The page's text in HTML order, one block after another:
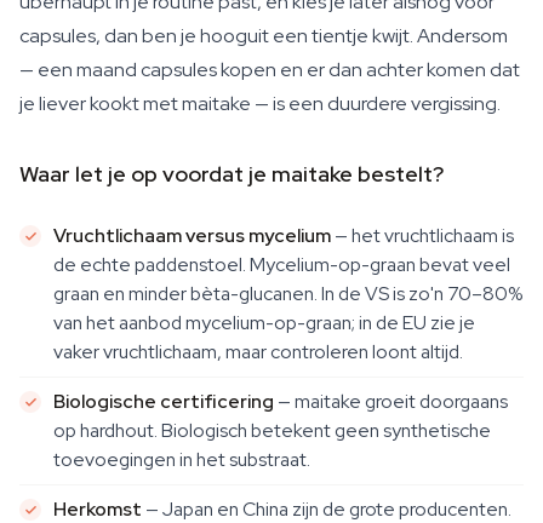
capsules, dan ben je hooguit een tientje kwijt. Andersom
— een maand capsules kopen en er dan achter komen dat
je liever kookt met maitake — is een duurdere vergissing.
Waar let je op voordat je maitake bestelt?
Vruchtlichaam versus mycelium— het vruchtlichaam is
de echte paddenstoel. Mycelium-op-graan bevat veel
graan en minder bèta-glucanen. In de VS is zo'n 70–80%
van het aanbod mycelium-op-graan; in de EU zie je
vaker vruchtlichaam, maar controleren loont altijd.
Biologische certificering — maitake groeit doorgaans
op hardhout. Biologisch betekent geen synthetische
toevoegingen in het substraat.
Herkomst — Japan en China zijn de grote producenten.